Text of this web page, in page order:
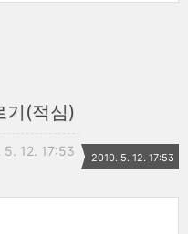
기(적심)
5. 12. 17:53 2010. 5. 12. 17:53